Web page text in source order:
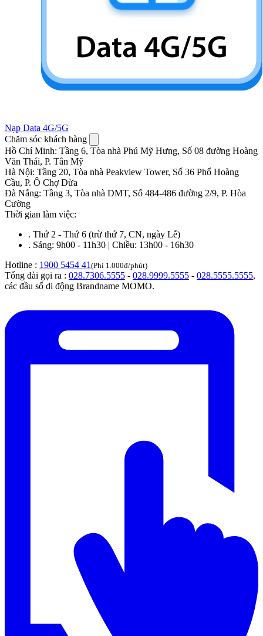
Nạp Data 4G/5G
Chăm sóc khách hàng
Hồ Chí Minh: Tầng 6, Tòa nhà Phú Mỹ Hưng, Số 08 đường Hoàng
Văn Thái, P. Tân Mỹ
Hà Nội: Tầng 20, Tòa nhà Peakview Tower, Số 36 Phố Hoàng
Cầu, P. Ô Chợ Dừa
Đà Nẵng: Tầng 3, Tòa nhà DMT, Số 484-486 đường 2/9, P. Hòa
Cường
Thời gian làm việc:
. Thứ 2 - Thứ 6 (trừ thứ 7, CN, ngày Lễ)
. Sáng: 9h00 - 11h30 | Chiều: 13h00 - 16h30
Hotline : 1900 5454 41 (Phí 1.000đ/phút)
Tổng đài gọi ra : 028.7306.5555 - 028.9999.5555 - 028.5555.5555,
các đầu số di động Brandname MOMO.